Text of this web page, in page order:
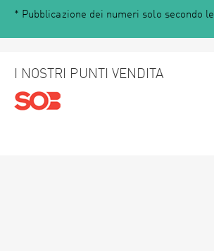
* Pubblicazione dei numeri solo secondo le
I NOSTRI PUNTI VENDITA